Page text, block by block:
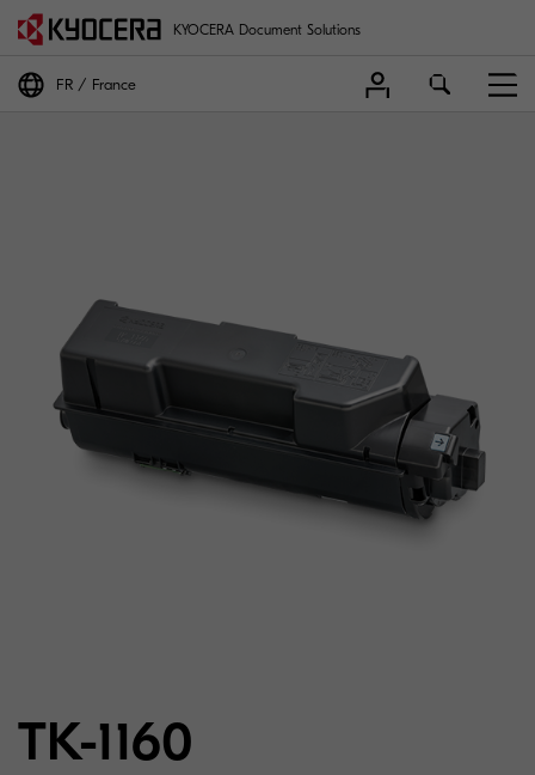
KYOCERA Document Solutions
FR France
TK-1160